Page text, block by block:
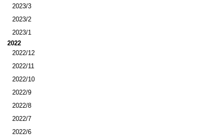
2023/3
2023/2
2023/1
2022
2022/12
2022/11
2022/10
2022/9
2022/8
2022/7
2022/6